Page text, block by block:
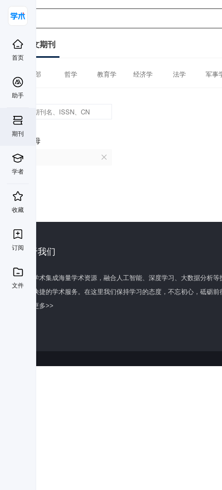
首页
助手
期刊
学者
收藏
订阅
文件
中文期刊
全部 哲学 教育学 经济学 法学 军事
首字母
U
关于我们
百度学术集成海量学术资源，融合人工智能、深度学习、大数据分析
全面快捷的学术服务。在这里我们保持学习的态度，不忘初心，砥砺前
了解更多>>